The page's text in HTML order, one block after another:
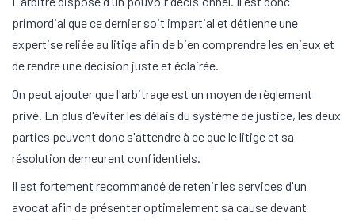
primordial que ce dernier soit impartial et détienne une
expertise reliée au litige afin de bien comprendre les enjeux et
de rendre une décision juste et éclairée.
On peut ajouter que l'arbitrage est un moyen de règlement
privé. En plus d'éviter les délais du système de justice, les deux
parties peuvent donc s'attendre à ce que le litige et sa
résolution demeurent confidentiels.
Il est fortement recommandé de retenir les services d'un
avocat afin de présenter optimalement sa cause devant